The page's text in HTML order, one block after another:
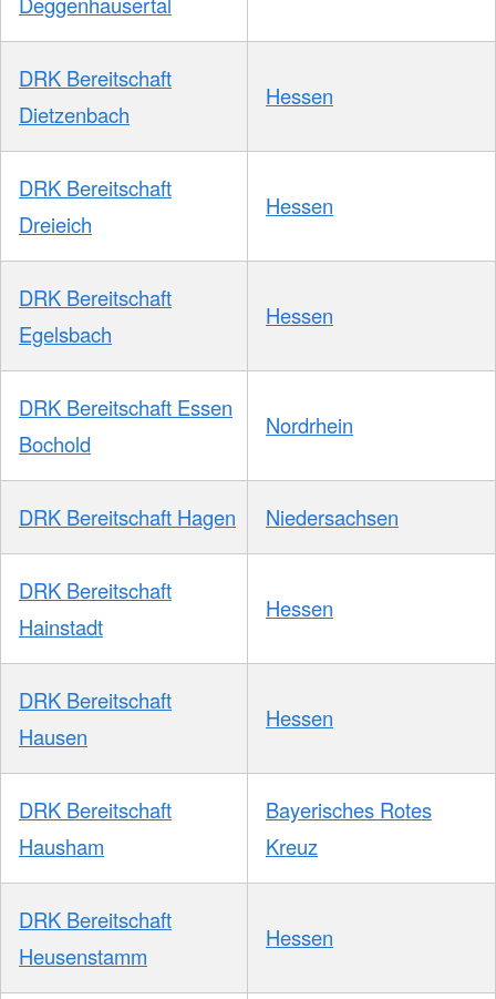
DRK Bereitschaft
Dietzenbach
Hessen
DRK Bereitschaft
Dreieich
Hessen
DRK Bereitschaft
Egelsbach
Hessen
DRK Bereitschaft Essen
Bochold
Nordrhein
DRK Bereitschaft Hagen Niedersachsen
DRK Bereitschaft
Hainstadt
Hessen
DRK Bereitschaft
Hausen
Hessen
DRK Bereitschaft
Hausham
Bayerisches Rotes
Kreuz
DRK Bereitschaft
Heusenstamm
Hessen